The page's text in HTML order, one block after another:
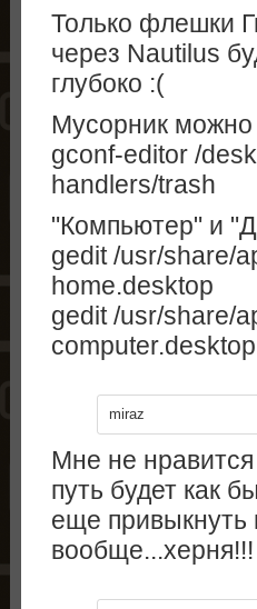
Только флешки
через Nautilus
глубоко :(
Мусорник можно
gconf-editor /
handlers/trash
"Компьютер" и
gedit /usr/share/
home.desktop
gedit /usr/share/
computer.desktop
miraz
Мне не
путь будет как
еще привыкнуть
вообще...херня!!!